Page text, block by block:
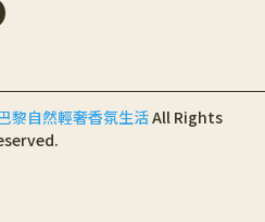
黎自然輕奢香氛生活All Rights